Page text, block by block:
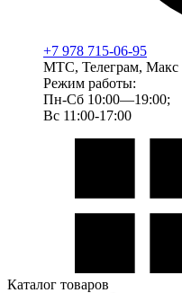
+7 978 715-06-95
МТС, Телеграм, Макс
Режим работы:
Пн-Сб 10:00—19:00;
Вс 11:00-17:00
Каталог товаров